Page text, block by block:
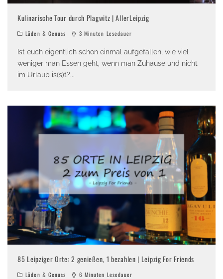
Kulinarische Tour durch Plagwitz | AllerLeipzig
Läden & Genuss 3 Minuten Lesedauer
Ist euch eigentlich schon einmal aufgefallen, wie viel
weniger man Essen geht, wenn man Zuhause und nicht
im Urlaub is(s)t?...
85 Leipziger Orte: 2 genießen, 1 bezahlen | Leipzig For Friends
Läden & Genuss 6 Minuten Lesedauer